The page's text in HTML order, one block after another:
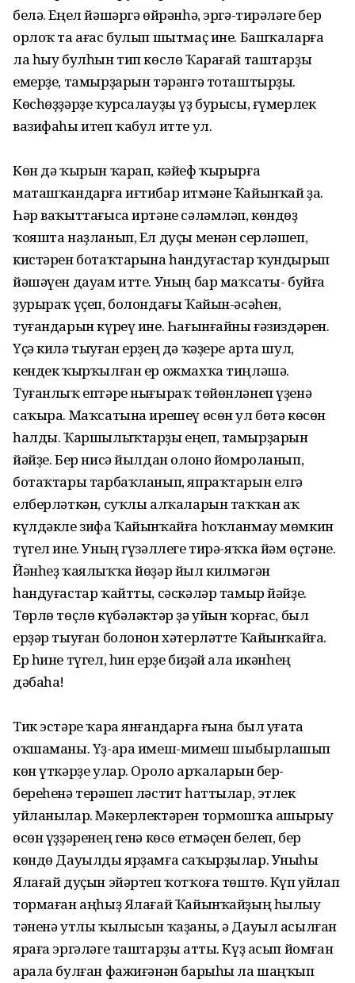
белә. Еңел йәшәргә өйрәнһә, эргә-тирәләге бер
орлоҡ та ағас булып шытмаҫ ине. Башҡаларға
ла һыу булһын тип көслө Ҡарағай таштарҙы
емерҙе, тамырҙарын тәрәнгә тоташтырҙы.
Көсһөҙҙәрҙе ҡурсалауҙы үҙ бурысы, ғүмерлек
вазифаһы итеп ҡабул итте ул.
Көн дә ҡырын ҡарап, кәйеф ҡырырға
маташҡандарға иғтибар итмәне Ҡайынҡай ҙа.
Һәр ваҡыттағыса иртәне сәләмләп, көндөҙ
ҡояшта наҙланып, Ел дуҫы менән серләшеп,
кистәрен ботаҡтарына һандуғастар ҡундырып
йәшәүен дауам итте. Уның бар маҡсаты- буйға
ҙурыраҡ үҫеп, болондағы Ҡайын-әсәһен,
туғандарын күреү ине. Һағынғайны ғәзиздәрен.
Үҫә килә тыуған ерҙең дә ҡәҙере арта шул,
кендек ҡырҡылған ер ожмахҡа тиңләшә.
Туғанлыҡ ептәре нығыраҡ төйөнләнеп үҙенә
саҡыра. Маҡсатына ирешеү өсөн ул бөтә көсөн
һалды. Ҡаршылыҡтарҙы еңеп, тамырҙарын
йәйҙе. Бер нисә йылдан олоно йомроланып,
ботаҡтары тарбаҡланып, япраҡтарын елгә
елберләткән, суҡлы алҡаларын таҡҡан аҡ
күлдәкле зифа Ҡайынҡайға һоҡланмау мөмкин
түгел ине. Уның гүзәллеге тирә-яҡҡа йәм өҫтәне.
Йәнһеҙ ҡаялыҡҡа йөҙәр йыл килмәгән
һандуғастар ҡайтты, сәскәләр тамыр йәйҙе.
Төрлө төҫлө күбәләктәр ҙә уйын ҡорғас, был
ерҙәр тыуған болонон хәтерләтте Ҡайынҡайға.
Ер һине түгел, һин ерҙе биҙәй ала икәнһең
дәбаһа!
Тик эстәре ҡара янғандарға ғына был уғата
оҡшаманы. Үҙ-ара имеш-мимеш шыбырлашып
көн үткәрҙе улар. Ороло арҡаларын бер-
береһенә терәшеп ләстит һаттылар, этлек
уйланылар. Мәкерлектәрен тормошҡа ашырыу
өсөн үҙҙәренең генә көсө етмәҫен белеп, бер
көндө Дауылды ярҙамға саҡырҙылар. Уныһы
Ялағай дуҫын эйәртеп ҡотҡоға төштө. Күп уйлап
тормаған аңһыҙ Ялағай Ҡайынҡайҙың һылыу
тәненә утлы ҡылысын ҡаҙаны, ә Дауыл асылған
яраға эргәләге таштарҙы атты. Күҙ асып йомған
арала булған фажиғәнән барыһы ла шаңҡып